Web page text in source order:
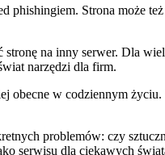
phishingiem. Strona może też
stronę na inny serwer. Dla
narzędzi dla firm.
obecne w codziennym życiu.
problemów: czy
serwisu dla ciekawych